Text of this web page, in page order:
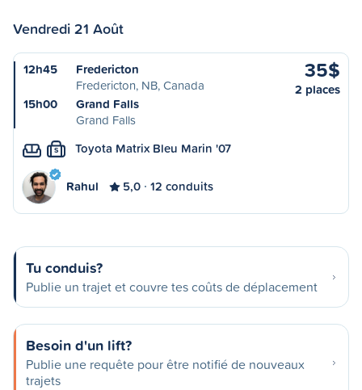
Vendredi 21 Août
12h45
Fredericton
Fredericton, NB, Canada
15h00
Grand Falls
Grand Falls
35$
2 places
S Toyota Matrix Bleu Marin '07
Rahul 5,0 12 conduits
Tu conduis?
Publie un trajet et couvre tes coûts de déplacement
Besoin d'un lift?
Publie une requête pour être notifié de nouveaux
trajets